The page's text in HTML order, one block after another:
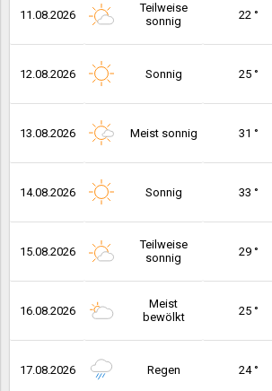
11.08.2026
Teilweise
sonnig
22 °
12.08.2026 Sonnig 25 °
13.08.2026 Meist sonnig 31 °
14.08.2026 Sonnig 33 °
15.08.2026
Teilweise
sonnig
29 °
16.08.2026
Meist
bewölkt
25 °
17.08.2026 Regen 24 °